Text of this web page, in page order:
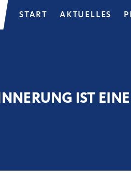
START AKTUELLES
IST